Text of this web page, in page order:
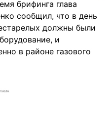
брифинга глава
сообщил, что в день
должны были
и
в районе газового